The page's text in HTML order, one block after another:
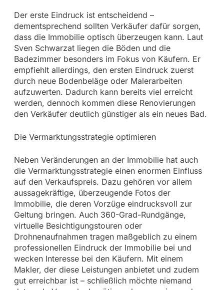
Der erste Eindruck ist entscheidend –
dementsprechend sollten Verkäufer dafür sorgen,
dass die Immobilie optisch überzeugen kann. Laut
Sven Schwarzat liegen die Böden und die
Badezimmer besonders im Fokus von Käufern. Er
empfiehlt allerdings, den ersten Eindruck zuerst
durch neue Bodenbeläge oder Malerarbeiten
aufzuwerten. Dadurch kann bereits viel erreicht
werden, dennoch kommen diese Renovierungen
den Verkäufer deutlich günstiger als ein neues Bad.
Die Vermarktungsstrategie optimieren
Neben Veränderungen an der Immobilie hat auch
die Vermarktungsstrategie einen enormen Einfluss
auf den Verkaufspreis. Dazu gehören vor allem
aussagekräftige, überzeugende Fotos der
Immobilie, die deren Vorzüge eindrucksvoll zur
Geltung bringen. Auch 360-Grad-Rundgänge,
virtuelle Besichtigungstouren oder
Drohnenaufnahmen tragen maßgeblich zu einem
professionellen Eindruck der Immobilie bei und
wecken Interesse bei den Käufern. Mit einem
Makler, der diese Leistungen anbietet und zudem
gut erreichbar ist – schließlich möchte niemand